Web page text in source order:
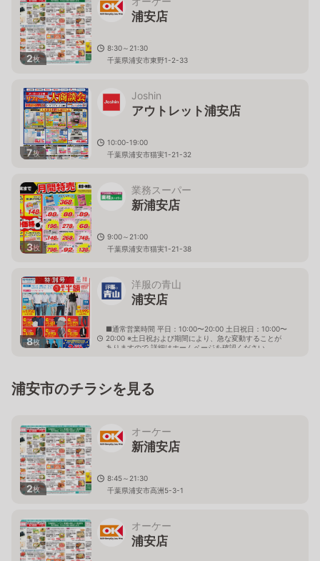
2枚
浦安店
8:30～21:30
千葉県浦安市東野1-2-33
7枚
Joshin
アウトレット浦安店
10:00-19:00
千葉県浦安市猫実1-21-32
3枚
業務スーパー
新浦安店
9:00～21:00
千葉県浦安市猫実1-21-38
8枚
洋服の青山
浦安店
■通常営業時間 平日：10:00〜20:00 土日祝日：10:00〜
20:00 ※土日祝および期間により、急な変動することが
ありますので 詳細はホームページを確認ください
浦安市のチラシを見る
2枚
オーケー
新浦安店
8:45～21:30
千葉県浦安市高洲5-3-1
オーケー
浦安店